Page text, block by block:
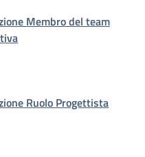
Membro del team
Ruolo Progettista